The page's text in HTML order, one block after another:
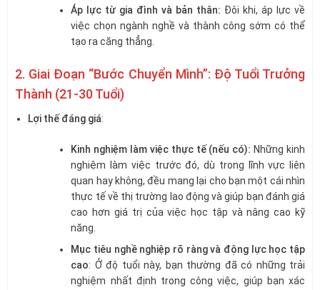
Áp lực từ gia đình và bản thân: Đôi khi, áp lực về
việc chọn ngành nghề và thành công sớm có thể
tạo ra căng thẳng.
2. Giai Đoạn “Bước Chuyển Mình”: Độ Tuổi Trưởng
Thành (21-30 Tuổi)
Lợi thế đáng giá:
Kinh nghiệm làm việc thực tế (nếu có): Những kinh
nghiệm làm việc trước đó, dù trong lĩnh vực liên
quan hay không, đều mang lại cho bạn một cái nhìn
thực tế về thị trường lao động và giúp bạn đánh giá
cao hơn giá trị của việc học tập và nâng cao kỹ
năng.
Mục tiêu nghề nghiệp rõ ràng và động lực học tập
cao: Ở độ tuổi này, bạn thường đã có những trải
nghiệm nhất định trong công việc, giúp bạn xác